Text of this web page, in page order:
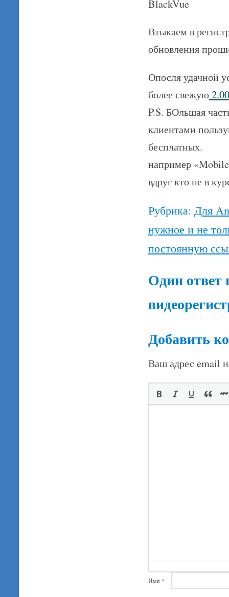
BlackVue
Втыкаем в
обновления
Опосля удачной
более свежую
P.S. БОльшая
клиентами
бесплатных.
например
вдруг кто не в
Рубрика: Для
нужное и не
постоянную
Один
Добавить
Ваш адрес email
Имя *